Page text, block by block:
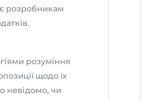
розробникам
розуміння
щодо їх
невідомо, чи